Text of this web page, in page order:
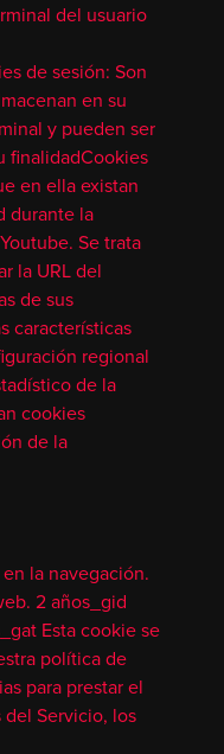
del usuario
de sesión: Son
en su
y pueden ser
finalidadCookies
en ella existan
durante la
Se trata
la URL del
de sus
características
regional
de la
cookies
de la
la navegación.
2 años_gid
Esta cookie se
política de
para prestar el
Servicio, los